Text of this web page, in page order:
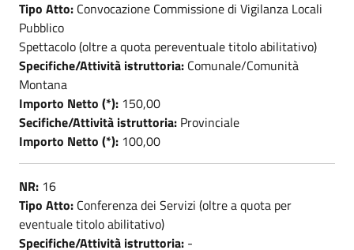
Tipo Atto: Convocazione Commissione di Vigilanza Locali
Pubblico
Spettacolo (oltre a quota pereventuale titolo abilitativo)
Specifiche/Attività istruttoria: Comunale/Comunità
Montana
Importo Netto (*): 150,00
Secifiche/Attività istruttoria: Provinciale
Importo Netto (*): 100,00
NR: 16
Tipo Atto: Conferenza dei Servizi (oltre a quota per
eventuale titolo abilitativo)
Specifiche/Attività istruttoria: -